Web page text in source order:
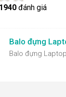
1940 đánh giá
Balo đựng
Balo đựng Laptop